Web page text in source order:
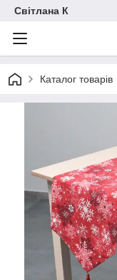
Світлана К
Каталог товарів